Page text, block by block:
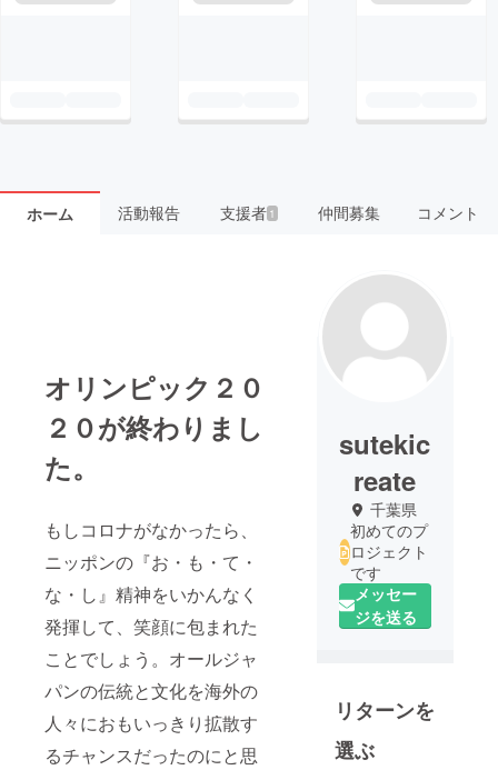
ホーム 活動報告 支援者 1 仲間募集 コメント
オリンピック２０
２０が終わりまし
た。
もしコロナがなかったら、
ニッポンの『お・も・て・
な・し』精神をいかんなく
発揮して、笑顔に包まれた
ことでしょう。オールジャ
パンの伝統と文化を海外の
人々におもいっきり拡散す
るチャンスだったのにと思
sutekic
reate
千葉県
初めてのプ
ロジェクト
です
メッセー
ジを送る
リターンを
選ぶ